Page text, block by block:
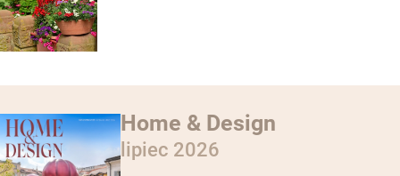
Home & Design
lipiec 2026